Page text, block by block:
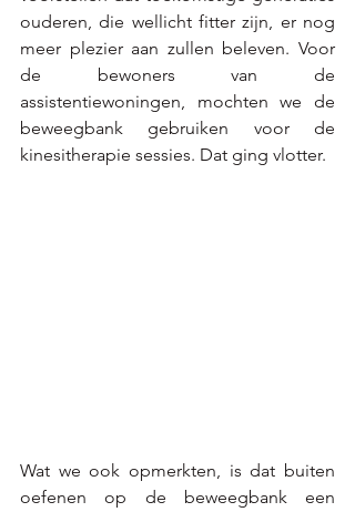
ouderen, die wellicht fitter zijn, er nog
meer plezier aan zullen beleven. Voor
de bewoners van de
assistentiewoningen, mochten we de
beweegbank gebruiken voor de
kinesitherapie sessies. Dat ging vlotter.
Wat we ook opmerkten, is dat buiten
oefenen op de beweegbank een